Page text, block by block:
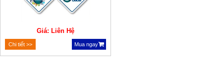
Giá: Liên Hệ
Chi tiết >> Mua ngay